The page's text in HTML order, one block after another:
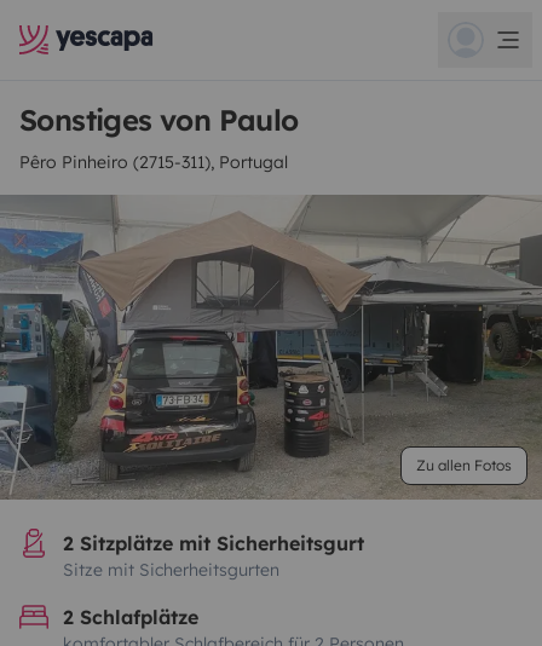
Sonstiges von Paulo
Pêro Pinheiro (2715-311), Portugal
Zu allen Fotos
2 Sitzplätze mit Sicherheitsgurt
Sitze mit Sicherheitsgurten
2 Schlafplätze